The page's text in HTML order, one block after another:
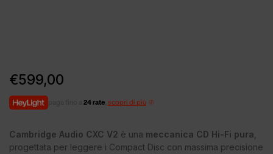
€599,00
24 rate scopri di più
Cambridge Audio CXC V2 è una meccanica CD Hi-Fi pura
progettata per leggere i Compact Disc con massima precisione